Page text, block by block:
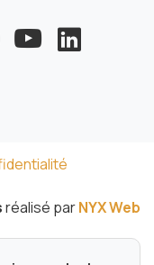
réalisé parNYX Web